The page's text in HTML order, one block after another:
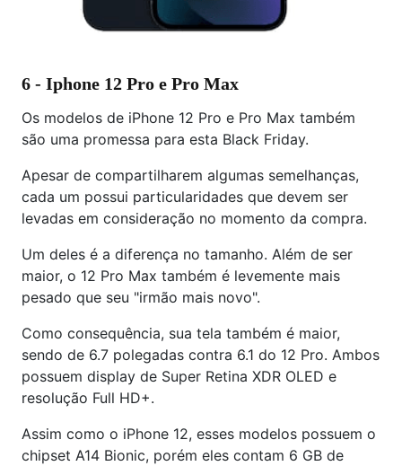
6 - Iphone 12 Pro e Pro Max
Os modelos de iPhone 12 Pro e Pro Max também
são uma promessa para esta Black Friday.
Apesar de compartilharem algumas semelhanças,
cada um possui particularidades que devem ser
levadas em consideração no momento da compra.
Um deles é a diferença no tamanho. Além de ser
maior, o 12 Pro Max também é levemente mais
pesado que seu "irmão mais novo".
Como consequência, sua tela também é maior,
sendo de 6.7 polegadas contra 6.1 do 12 Pro. Ambos
possuem display de Super Retina XDR OLED e
resolução Full HD+.
Assim como o iPhone 12, esses modelos possuem o
chipset A14 Bionic, porém eles contam 6 GB de